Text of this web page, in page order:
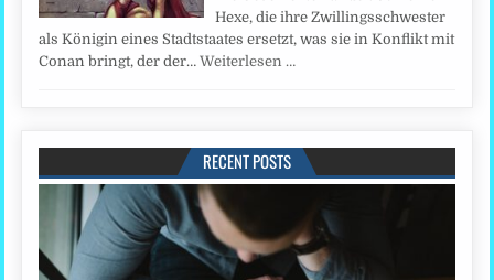
Hexe, die ihre Zwillingsschwester
als Königin eines Stadtstaates ersetzt, was sie in Konflikt mit
Conan bringt, der der…Weiterlesen …
RECENT POSTS